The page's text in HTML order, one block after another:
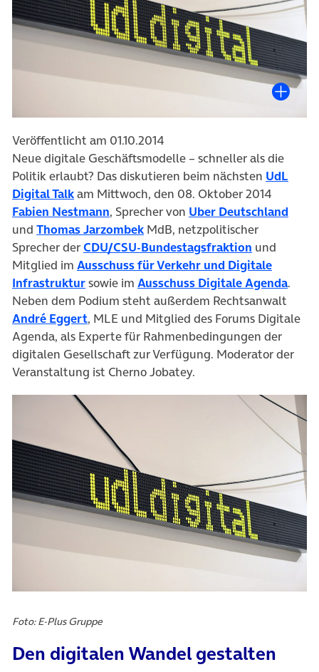
Veröffentlicht am 01.10.2014
Neue digitale Geschäftsmodelle – schneller als die
Politik erlaubt? Das diskutieren beim nächsten UdL
Digital Talk(öffnet in neuem Tab)
am Mittwoch, den 08. Oktober 2014
Fabien Nestmann(öffnet in neuem Tab)
, Sprecher von Uber Deutschland
und Thomas Jarzombek(öffnet in neuem Tab)
MdB, netzpolitischer
Sprecher derCDU/CSU-Bundestagsfraktion (öffnet in
und
Mitglied im Ausschuss für Verkehr und Digitale
Infrastruktur(öffnet in neuem Tab)
sowie im Ausschuss Digitale Agenda.
Neben dem Podium steht außerdem Rechtsanwalt
André Eggert(öffnet in neuem Tab)
, MLE und Mitglied des Forums Digitale
Agenda, als Experte für Rahmenbedingungen der
digitalen Gesellschaft zur Verfügung. Moderator der
Veranstaltung ist Cherno Jobatey.
Foto: E-Plus Gruppe
Den digitalen Wandel gestalten